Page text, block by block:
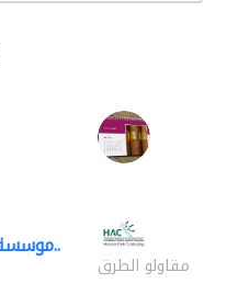
موسسة حسين عبدالله..
مقاولو الطرق